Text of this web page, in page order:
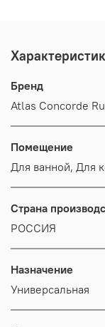
Бренд
Atlas Concorde
Помещение
Для ванной, Для
Страна
РОССИЯ
Назначение
Универсальная